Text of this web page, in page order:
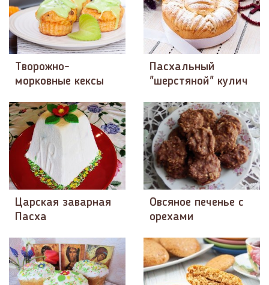
Творожно-
морковные кексы
Пасхальный
"шерстяной" кулич
Царская заварная
Пасха
Овсяное печенье с
орехами